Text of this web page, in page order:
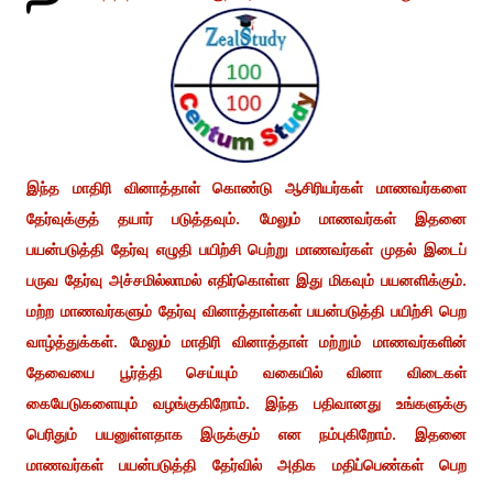
இந்த மாதிரி வினாத்தாள் கொண்டு ஆசிரியர்கள் மாணவர்களை
தேர்வுக்குத் தயார் படுத்தவும். மேலும் மாணவர்கள் இதனை
பயன்படுத்தி தேர்வு எழுதி பயிற்சி பெற்று மாணவர்கள் முதல் இடைப்
பருவ தேர்வு அச்சமில்லாமல் எதிர்கொள்ள இது மிகவும் பயனளிக்கும்.
மற்ற மாணவர்களும் தேர்வு வினாத்தாள்கள் பயன்படுத்தி பயிற்சி பெற
வாழ்த்துக்கள். மேலும் மாதிரி வினாத்தாள் மற்றும் மாணவர்களின்
தேவையை பூர்த்தி செய்யும் வகையில் வினா விடைகள்
கையேடுகளையும் வழங்குகிறோம். இந்த பதிவானது உங்களுக்கு
பெரிதும் பயனுள்ளதாக இருக்கும் என நம்புகிறோம். இதனை
மாணவர்கள் பயன்படுத்தி தேர்வில் அதிக மதிப்பெண்கள் பெற